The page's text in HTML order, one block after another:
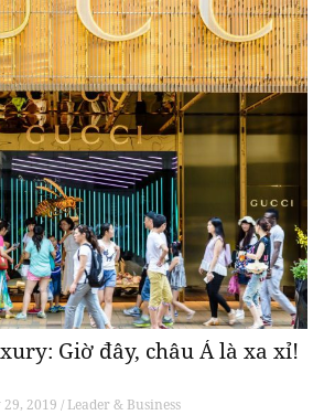
Giờ đây, châu Á là xa xỉ!
29, 2019 / Leader & Business